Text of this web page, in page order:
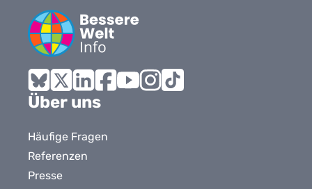
Bluesky
X LinkedInFacebook
Über uns
Häufige Fragen
Referenzen
Presse